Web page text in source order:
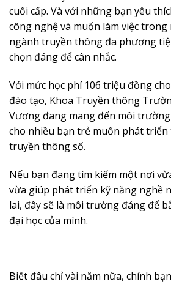
cuối cấp. Và với những bạn yêu
công nghệ và muốn làm việc
ngành truyền thông đa phương
chọn đáng để cân nhắc.
Với mức học phí 106 triệu đồng
đào tạo, Khoa Truyền thông
Vương đang mang đến môi
cho nhiều bạn trẻ muốn phát
truyền thông số.
Nếu bạn đang tìm kiếm một nơi
vừa giúp phát triển kỹ năng nghề
lai, đây sẽ là môi trường đáng để
đại học của mình.
Biết đâu chỉ vài năm nữa, chính